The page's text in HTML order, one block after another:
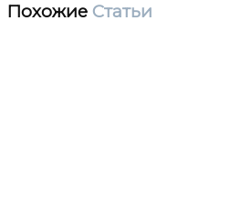
Похожие Статьи